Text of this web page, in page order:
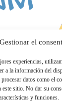
Gestionar el
experiencias,
a la información del
datos como el
este sitio. No dar su
y funciones.